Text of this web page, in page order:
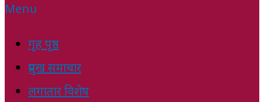
Menu
गृह पृष्ठ
प्रमुख समाचार
लगातार विशेष